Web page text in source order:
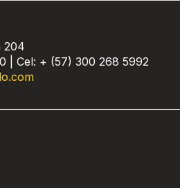
204
| Cel: + (57) 300 268 5992